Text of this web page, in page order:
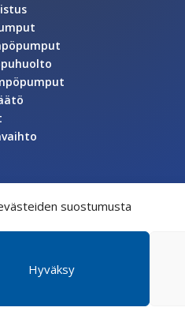
suostumusta
Hyväksy
Talotekniikka Oy